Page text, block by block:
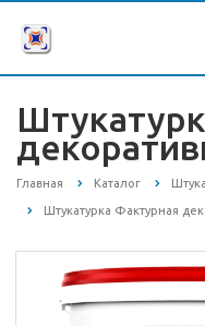
Главная Каталог
Штукатурка Фактурная